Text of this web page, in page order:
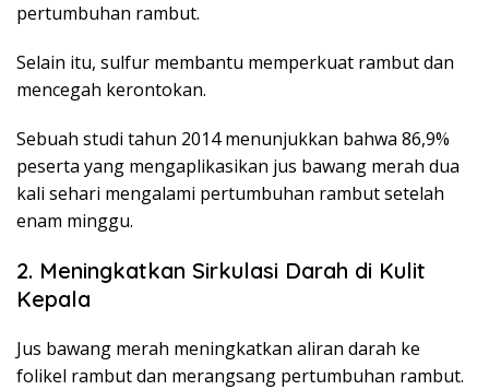
pertumbuhan rambut.
Selain itu, sulfur membantu memperkuat rambut dan
mencegah kerontokan.
Sebuah studi tahun 2014 menunjukkan bahwa 86,9%
peserta yang mengaplikasikan jus bawang merah dua
kali sehari mengalami pertumbuhan rambut setelah
enam minggu.
2. Meningkatkan Sirkulasi Darah di Kulit
Kepala
Jus bawang merah meningkatkan aliran darah ke
folikel rambut dan merangsang pertumbuhan rambut.